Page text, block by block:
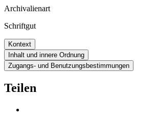
Archivalienart
Schriftgut
Kontext
Inhalt und innere Ordnung
Zugangs- und Benutzungsbestimmungen
Teilen